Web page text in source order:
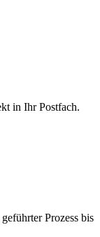
in Ihr Postfach.
Prozess bis